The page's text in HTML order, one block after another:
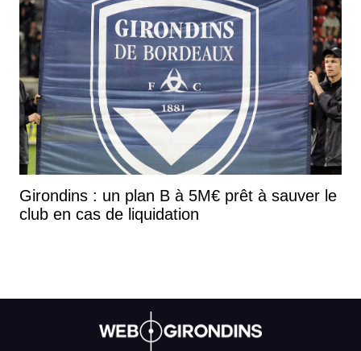
Girondins : un plan B à 5M€ prêt à sauver le
club en cas de liquidation